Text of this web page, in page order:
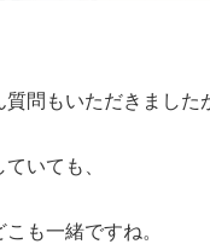
質問もいただきました
いても、
も一緒ですね。